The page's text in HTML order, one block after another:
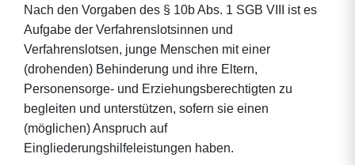
Nach den Vorgaben des § 10b Abs. 1 SGB VIII ist es
Aufgabe der Verfahrenslotsinnen und
Verfahrenslotsen, junge Menschen mit einer
(drohenden) Behinderung und ihre Eltern,
Personensorge- und Erziehungsberechtigten zu
begleiten und unterstützen, sofern sie einen
(möglichen) Anspruch auf
Eingliederungshilfeleistungen haben.